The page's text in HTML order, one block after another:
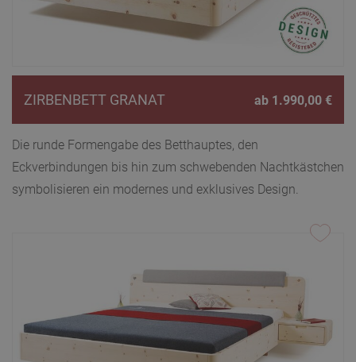
ZIRBENBETT GRANAT ab 1.990,00 €
Die runde Formengabe des Betthauptes, den
Eckverbindungen bis hin zum schwebenden Nachtkästchen
symbolisieren ein modernes und exklusives Design.